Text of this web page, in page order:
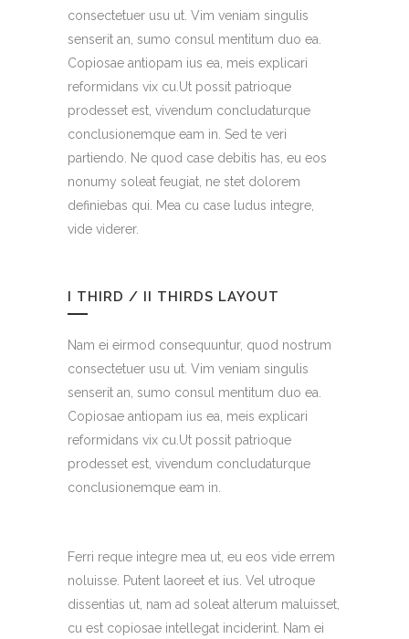
consectetuer usu ut. Vim veniam singulis
senserit an, sumo consul mentitum duo ea.
Copiosae antiopam ius ea, meis explicari
reformidans vix cu.Ut possit patrioque
prodesset est, vivendum concludaturque
conclusionemque eam in. Sed te veri
partiendo. Ne quod case debitis has, eu eos
nonumy soleat feugiat, ne stet dolorem
definiebas qui. Mea cu case ludus integre,
vide viderer.
I THIRD / II THIRDS LAYOUT
Nam ei eirmod consequuntur, quod nostrum
consectetuer usu ut. Vim veniam singulis
senserit an, sumo consul mentitum duo ea.
Copiosae antiopam ius ea, meis explicari
reformidans vix cu.Ut possit patrioque
prodesset est, vivendum concludaturque
conclusionemque eam in.
Ferri reque integre mea ut, eu eos vide errem
noluisse. Putent laoreet et ius. Vel utroque
dissentias ut, nam ad soleat alterum maluisset,
cu est copiosae intellegat inciderint. Nam ei